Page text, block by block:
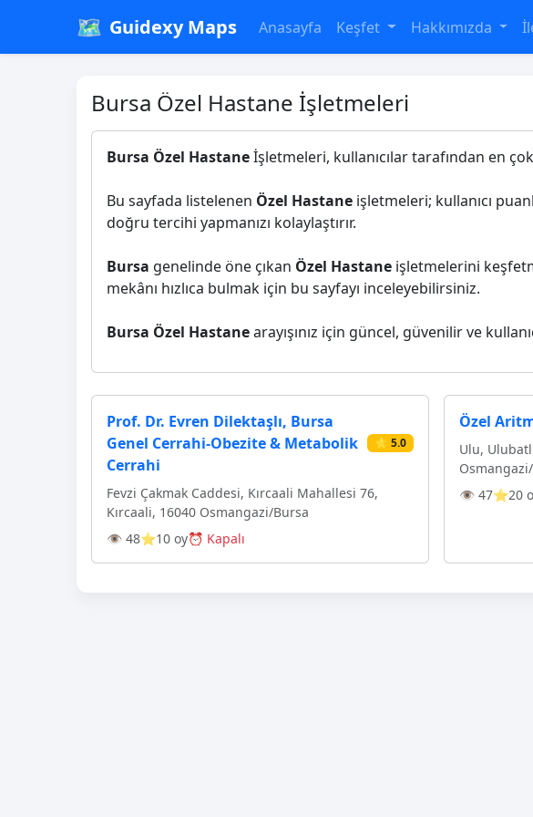
🗺️ Guidexy Maps Anasayfa Keşfet Hakkımızda
Bursa Özel Hastane İşletmeleri
Bursa Özel Hastaneİşletmeleri, kullanıcılar tarafından en
Bu sayfada listelenen Özel Hastane işletmeleri; kullanıcı
doğru tercihi yapmanızı kolaylaştırır.
Bursa genelinde öne çıkan Özel Hastane işletmelerini
mekânı hızlıca bulmak için bu sayfayı inceleyebilirsiniz.
Bursa Özel Hastanearayışınız için güncel, güvenilir ve
Prof. Dr. Evren Dilektaşlı, Bursa
Genel Cerrahi-Obezite & Metabolik
Cerrahi
⭐ 5.0
Fevzi Çakmak Caddesi, Kırcaali Mahallesi 76,
Kırcaali, 16040 Osmangazi̇/Bursa
👁 48⭐10 oy⏰ Kapalı
Özel
Ulu,
👁 47⭐20